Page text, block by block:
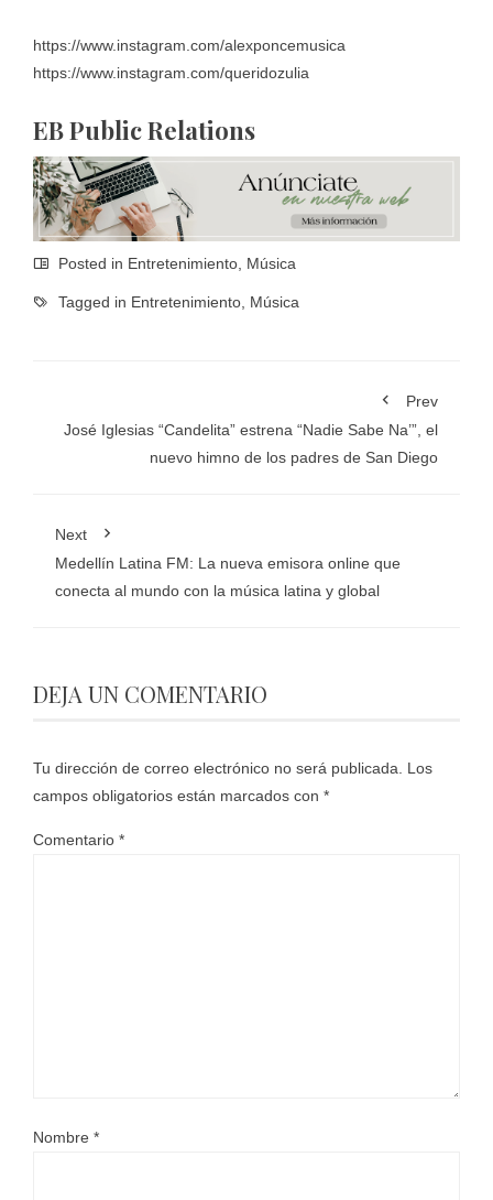
https://www.instagram.com/alexponcemusica
https://www.instagram.com/queridozulia
EB Public Relations
Posted in Entretenimiento, Música
Tagged in Entretenimiento, Música
Prev
José Iglesias “Candelita” estrena “Nadie Sabe Na’”, el
nuevo himno de los padres de San Diego
Next
Medellín Latina FM: La nueva emisora online que
conecta al mundo con la música latina y global
DEJA UN COMENTARIO
Tu dirección de correo electrónico no será publicada. Los
campos obligatorios están marcados con *
Comentario *
Nombre *